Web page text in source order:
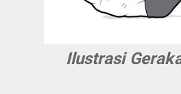
Ilustrasi